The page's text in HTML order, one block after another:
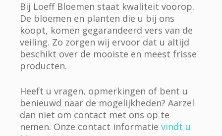
Bij Loeff Bloemen staat kwaliteit voorop.
De bloemen en planten die u bij ons
koopt, komen gegarandeerd vers van de
veiling. Zo zorgen wij ervoor dat u altijd
beschikt over de mooiste en meest frisse
producten.
Heeft u vragen, opmerkingen of bent u
benieuwd naar de mogelijkheden? Aarzel
dan niet om contact met ons op te
nemen. Onze contact informatievindt u